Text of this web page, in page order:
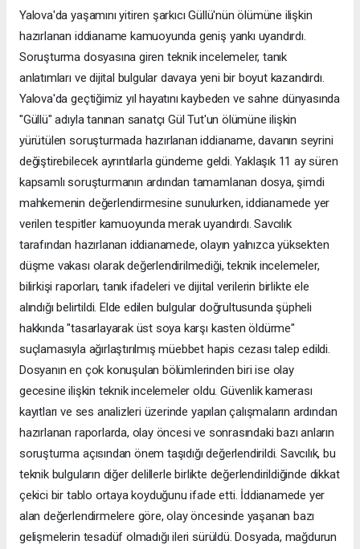
Yalova'da yaşamını yitiren şarkıcı Güllü'nün ölümüne ilişkin
hazırlanan iddianame kamuoyunda geniş yankı uyandırdı.
Soruşturma dosyasına giren teknik incelemeler, tanık
anlatımları ve dijital bulgular davaya yeni bir boyut kazandırdı.
Yalova'da geçtiğimiz yıl hayatını kaybeden ve sahne dünyasında
"Güllü" adıyla tanınan sanatçı Gül Tut'un ölümüne ilişkin
yürütülen soruşturmada hazırlanan iddianame, davanın seyrini
değiştirebilecek ayrıntılarla gündeme geldi. Yaklaşık 11 ay süren
kapsamlı soruşturmanın ardından tamamlanan dosya, şimdi
mahkemenin değerlendirmesine sunulurken, iddianamede yer
verilen tespitler kamuoyunda merak uyandırdı. Savcılık
tarafından hazırlanan iddianamede, olayın yalnızca yüksekten
düşme vakası olarak değerlendirilmediği, teknik incelemeler,
bilirkişi raporları, tanık ifadeleri ve dijital verilerin birlikte ele
alındığı belirtildi. Elde edilen bulgular doğrultusunda şüpheli
hakkında "tasarlayarak üst soya karşı kasten öldürme"
suçlamasıyla ağırlaştırılmış müebbet hapis cezası talep edildi.
Dosyanın en çok konuşulan bölümlerinden biri ise olay
gecesine ilişkin teknik incelemeler oldu. Güvenlik kamerası
kayıtları ve ses analizleri üzerinde yapılan çalışmaların ardından
hazırlanan raporlarda, olay öncesi ve sonrasındaki bazı anların
soruşturma açısından önem taşıdığı değerlendirildi. Savcılık, bu
teknik bulguların diğer delillerle birlikte değerlendirildiğinde dikkat
çekici bir tablo ortaya koyduğunu ifade etti. İddianamede yer
alan değerlendirmelere göre, olay öncesinde yaşanan bazı
gelişmelerin tesadüf olmadığı ileri sürüldü. Dosyada, mağdurun